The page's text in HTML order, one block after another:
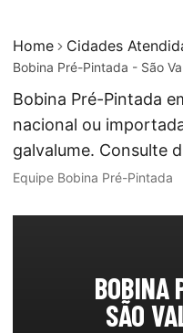
Home Cidades
Bobina Pré-Pintada - São
Bobina Pré-Pintada
nacional ou
galvalume. Consulte
Equipe Bobina Pré-Pintada
BOBINA
SÃO